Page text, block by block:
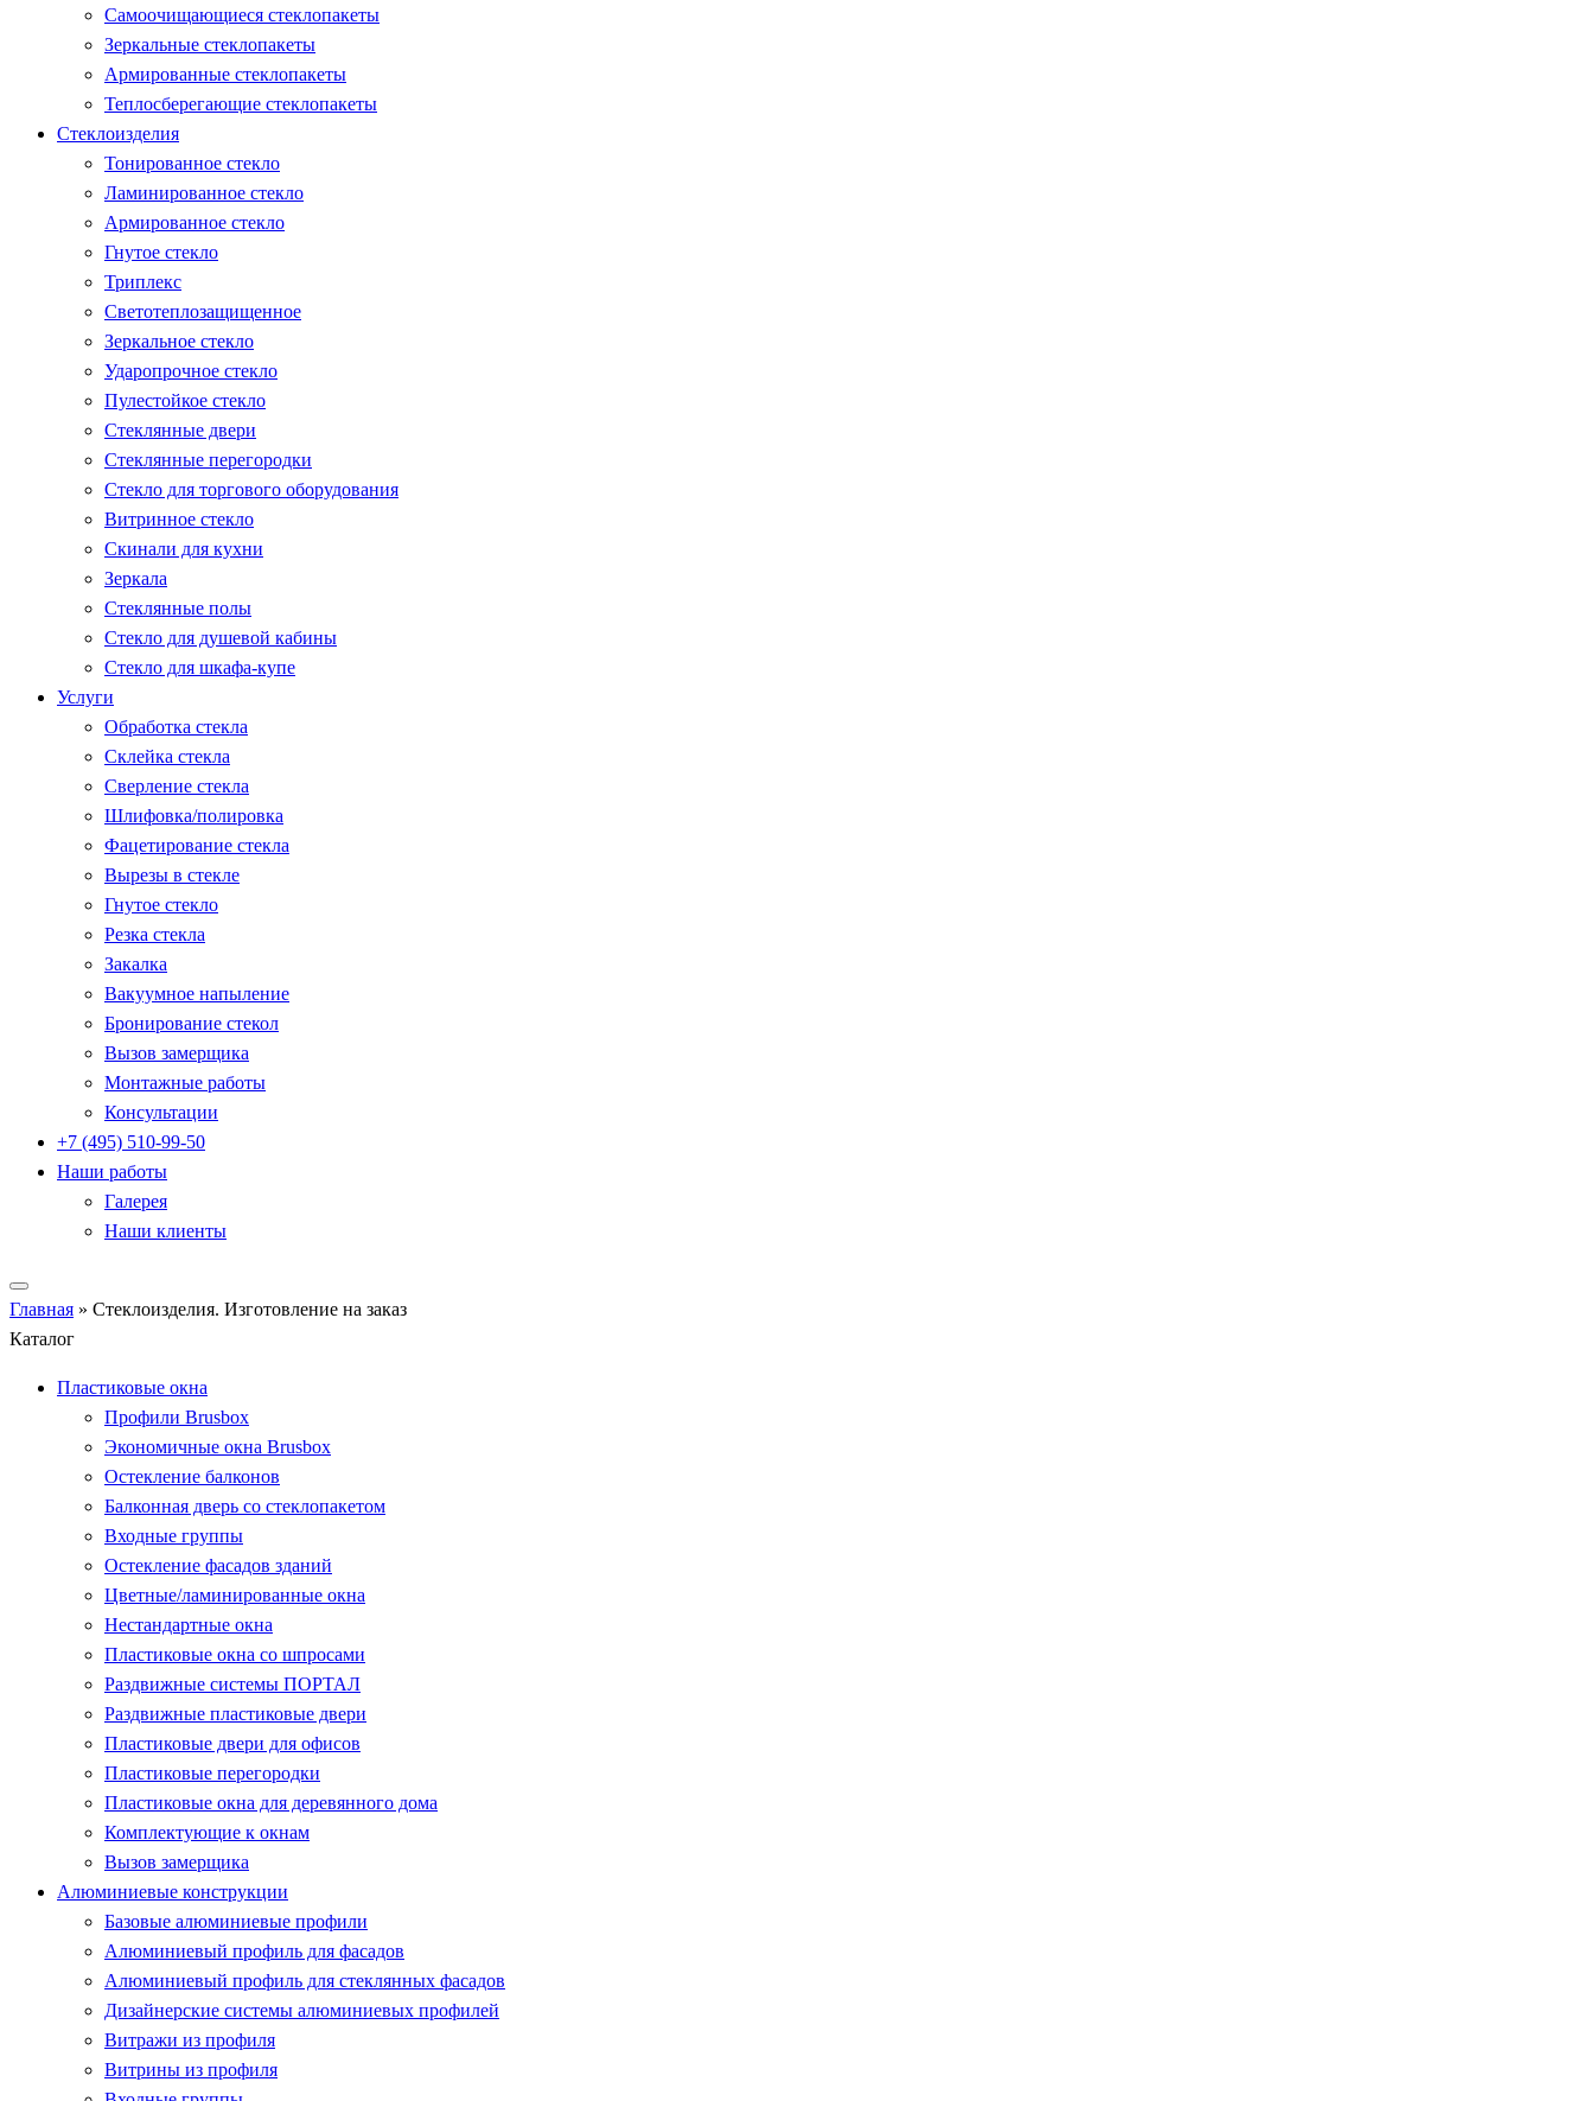
Самоочищающиеся стеклопакеты
Зеркальные стеклопакеты
Армированные стеклопакеты
Теплосберегающие стеклопакеты
Стеклоизделия
Тонированное стекло
Ламинированное стекло
Армированное стекло
Гнутое стекло
Триплекс
Светотеплозащищенное
Зеркальное стекло
Ударопрочное стекло
Пулестойкое стекло
Стеклянные двери
Стеклянные перегородки
Стекло для торгового оборудования
Витринное стекло
Скинали для кухни
Зеркала
Стеклянные полы
Стекло для душевой кабины
Стекло для шкафа-купе
Услуги
Обработка стекла
Склейка стекла
Сверление стекла
Шлифовка/полировка
Фацетирование стекла
Вырезы в стекле
Гнутое стекло
Резка стекла
Закалка
Вакуумное напыление
Бронирование стекол
Вызов замерщика
Монтажные работы
Консультации
+7 (495) 510-99-50
Наши работы
Галерея
Наши клиенты
Главная » Стеклоизделия. Изготовление на заказ
Каталог
Пластиковые окна
Профили Brusbox
Экономичные окна Brusbox
Остекление балконов
Балконная дверь со стеклопакетом
Входные группы
Остекление фасадов зданий
Цветные/ламинированные окна
Нестандартные окна
Пластиковые окна со шпросами
Раздвижные системы ПОРТАЛ
Раздвижные пластиковые двери
Пластиковые двери для офисов
Пластиковые перегородки
Пластиковые окна для деревянного дома
Комплектующие к окнам
Вызов замерщика
Алюминиевые конструкции
Базовые алюминиевые профили
Алюминиевый профиль для фасадов
Алюминиевый профиль для стеклянных фасадов
Дизайнерские системы алюминиевых профилей
Витражи из профиля
Витрины из профиля